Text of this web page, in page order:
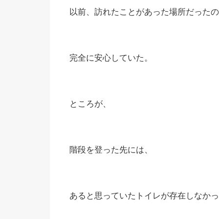
以前、訪れたことがあった場所だったの
完全に安心していた。
ところが、
階段を登った先には、
あると思っていたトイレが存在しなかっ